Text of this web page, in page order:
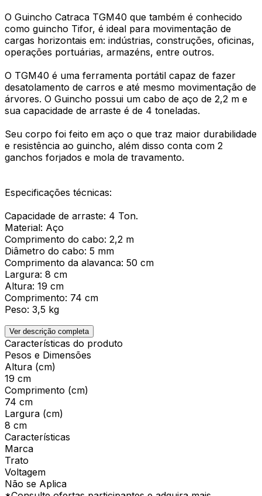
O Guincho Catraca TGM40 que também é conhecido
como guincho Tifor, é ideal para movimentação de
cargas horizontais em: indústrias, construções, oficinas,
operações portuárias, armazéns, entre outros.
O TGM40 é uma ferramenta portátil capaz de fazer
desatolamento de carros e até mesmo movimentação de
árvores. O Guincho possui um cabo de aço de 2,2 m e
sua capacidade de arraste é de 4 toneladas.
Seu corpo foi feito em aço o que traz maior durabilidade
e resistência ao guincho, além disso conta com 2
ganchos forjados e mola de travamento.
Especificações técnicas:
Capacidade de arraste: 4 Ton.
Material: Aço
Comprimento do cabo: 2,2 m
Diâmetro do cabo: 5 mm
Comprimento da alavanca: 50 cm
Largura: 8 cm
Altura: 19 cm
Comprimento: 74 cm
Peso: 3,5 kg
Ver descrição completa
Características do produto
Pesos e Dimensões
Altura (cm)
19 cm
Comprimento (cm)
74 cm
Largura (cm)
8 cm
Características
Marca
Trato
Voltagem
Não se Aplica